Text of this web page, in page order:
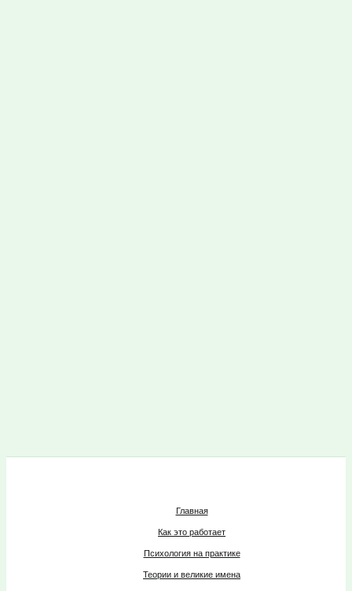
Главная
Как это работает
Психология на практике
Теории и великие имена